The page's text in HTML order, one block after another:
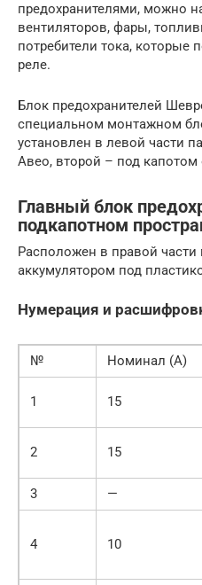
предохранителями, можно
вентиляторов, фары,
потребители тока,
реле.
Блок предохранителей
специальном монтажном
установлен в левой части
Авео, второй – под
Главный блок
подкапотном
Расположен в правой части
аккумулятором под
Нумерация и
№ Номинал (А)
1 15
2 15
3
—
4 10